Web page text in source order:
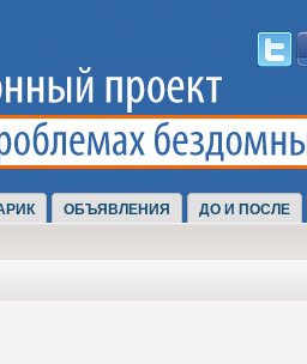
ОБЪЯВЛЕНИЯ ДО И ПОСЛЕ